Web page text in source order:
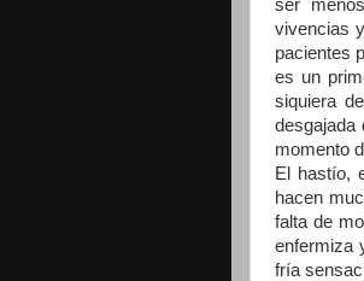
ser
vivencias
pacientes
es un
siquiera
desgajada
momento
El hastío,
hacen
falta de
enfermiza
fría